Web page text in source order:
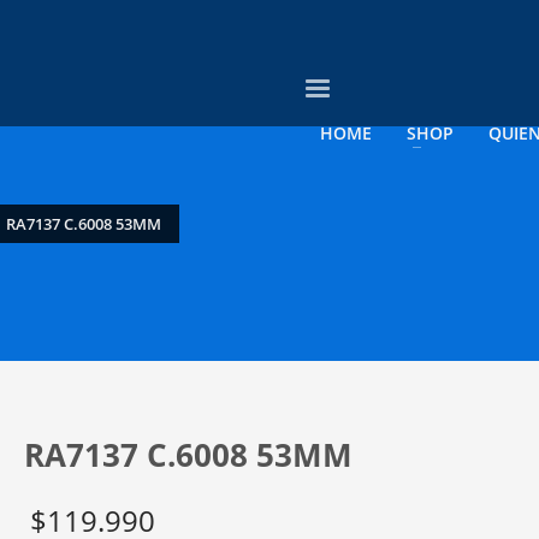
HOME SHOP
RA7137 C.6008 53MM
RA7137 C.6008 53MM
$119.990